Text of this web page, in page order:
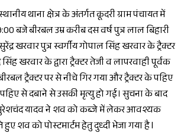
थाना क्षेत्र के अंतर्गत कूदरी ग्राम पंचायत में
बजे बीरबल उम्र करीब दस वर्ष पुत्र लाल बिहारी
खरवार पुत्र स्वर्गीय गोपाल सिंह खरवार के ट्रैक्टर
खरवार के द्वारा ट्रैक्टर तेजी व लापरवाही पूर्वक
ट्रैक्टर पर से नीचे गिर गया और ट्रैक्टर के पहिए
से दबाने से उसकी मृत्यु हो गई। सुचना के बाद
सुरेशचंद यादव ने शव को कब्जे में लेकर आवश्यक
शव को पोस्टमार्टम हेतु दुध्दी भेजा गया है l